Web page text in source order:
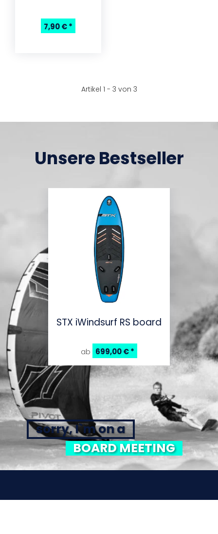
7,90 €*
Artikel 1 - 3 von 3
Unsere Bestseller
STX iWindsurf RS board
ab 699,00 €*
sorry, I`m on a
BOARD MEETING